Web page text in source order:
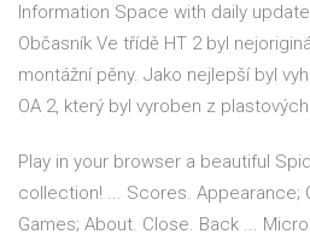
Information Space with daily
Občasník Ve třídě HT 2 byl
montážní pěny. Jako nejlepší byl
OA 2, který byl vyroben z
Play in your browser a beautiful
collection! ... Scores. Appearance;
Games; About. Close. Back ...